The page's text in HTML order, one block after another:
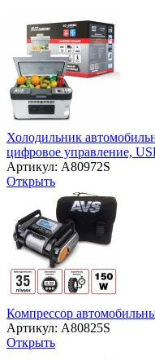
Холодильник
цифровое управление,
Артикул: A80972S
Открыть
Компрессор
Артикул: A80825S
Открыть